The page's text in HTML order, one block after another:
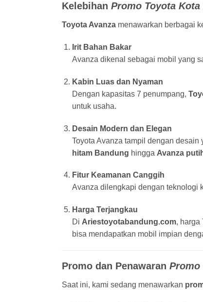
Kelebihan Promo Toyota
Toyota Avanza menawarkan berbagai
Irit Bahan Bakar
Avanza dikenal sebagai mobil yang
Kabin Luas dan Nyaman
Dengan kapasitas 7 penumpang,
untuk usaha.
Desain Modern dan Elegan
Toyota Avanza tampil dengan
hitam Bandung hingga Avanza
Fitur Keamanan Canggih
Avanza dilengkapi dengan teknologi
Harga Terjangkau
Di Ariestoyotabandung.com, harga
bisa mendapatkan mobil impian
Promo dan Penawaran Promo
Saat ini, kami sedang menawarkan